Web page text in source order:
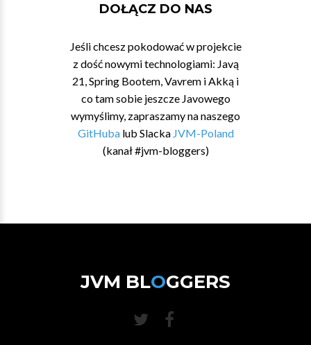
DOŁĄCZ DO NAS
Jeśli chcesz pokodować w projekcie
z dość nowymi technologiami: Javą
21, Spring Bootem, Vavrem i Akką i
co tam sobie jeszcze Javowego
wymyślimy, zapraszamy na naszego
GitHubalub Slacka JVM-Poland
(kanał #jvm-bloggers)
JVM BLOGGERS